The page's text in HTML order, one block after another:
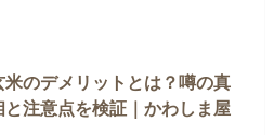
米のデメリットとは？噂の真
と注意点を検証｜かわしま屋